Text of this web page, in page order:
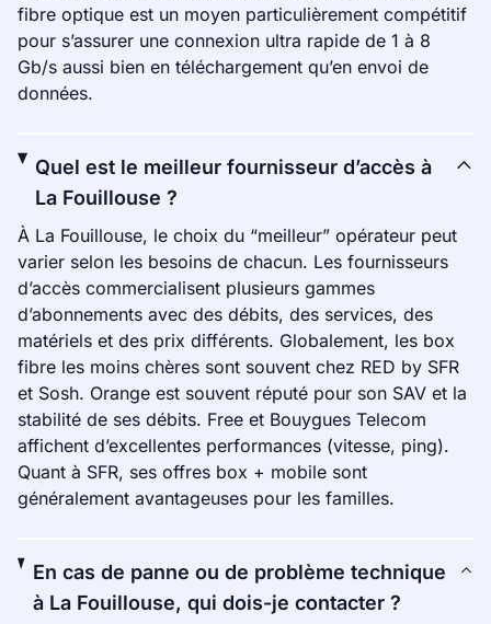
fibre optique est un moyen particulièrement compétitif
pour s’assurer une connexion ultra rapide de 1 à 8
Gb/s aussi bien en téléchargement qu’en envoi de
données.
Quel est le meilleur fournisseur d’accès à
La Fouillouse ?
À La Fouillouse, le choix du “meilleur” opérateur peut
varier selon les besoins de chacun. Les fournisseurs
d’accès commercialisent plusieurs gammes
d’abonnements avec des débits, des services, des
matériels et des prix différents. Globalement, les box
fibre les moins chères sont souvent chez RED by SFR
et Sosh. Orange est souvent réputé pour son SAV et la
stabilité de ses débits. Free et Bouygues Telecom
affichent d’excellentes performances (vitesse, ping).
Quant à SFR, ses offres box + mobile sont
généralement avantageuses pour les familles.
En cas de panne ou de problème technique
à La Fouillouse, qui dois-je contacter ?